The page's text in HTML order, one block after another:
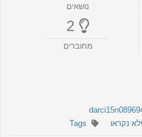
נושאים
2
מחוברים
נקראו Tags